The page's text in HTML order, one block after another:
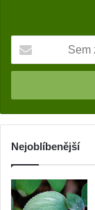
m
a
d
j
v
a
Nejoblíbenější